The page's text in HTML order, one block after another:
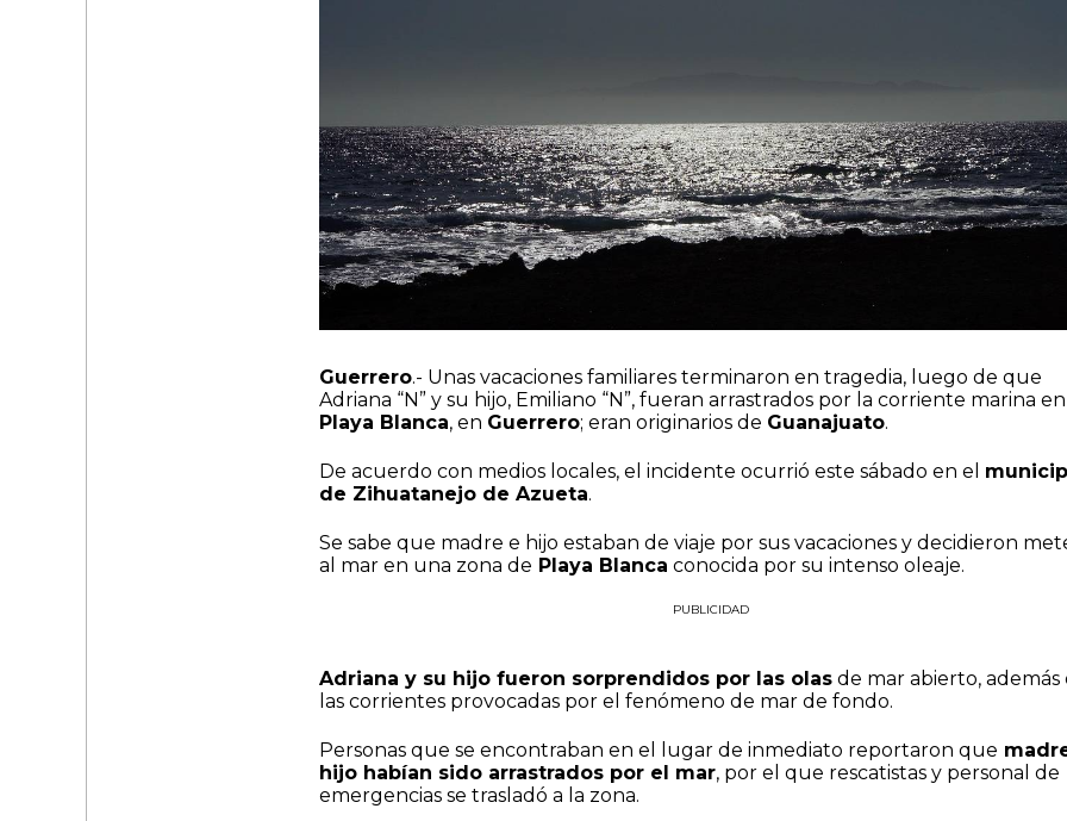
Guerrero.- Unas vacaciones familiares terminaron en tragedia, luego de que
Adriana “N” y su hijo, Emiliano “N”, fueran arrastrados por la corriente marina en
Playa Blanca, en Guerrero; eran originarios de Guanajuato.
De acuerdo con medios locales, el incidente ocurrió este sábado en el
de Zihuatanejo de Azueta.
Se sabe que madre e hijo estaban de viaje por sus vacaciones y decidieron
al mar en una zona de Playa Blanca conocida por su intenso oleaje.
PUBLICIDAD
Adriana y su hijo fueron sorprendidos por las olas de mar abierto, además
las corrientes provocadas por el fenómeno de mar de fondo.
Personas que se encontraban en el lugar de inmediato reportaron que
hijo habían sido arrastrados por el mar, por el que rescatistas y personal de
emergencias se trasladó a la zona.